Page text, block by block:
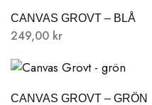
CANVAS GROVT – BLÅ
249,00 kr
CANVAS GROVT – GRÖN